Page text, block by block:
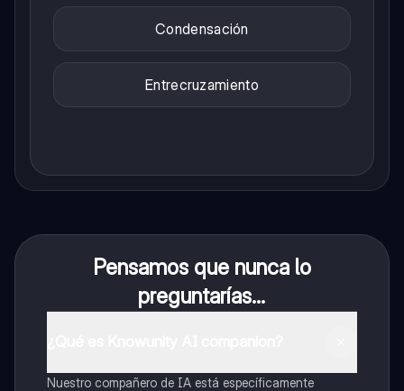
Condensación
Entrecruzamiento
Pensamos que nunca lo
preguntarías...
Nuestro compañero de IA está específicamente